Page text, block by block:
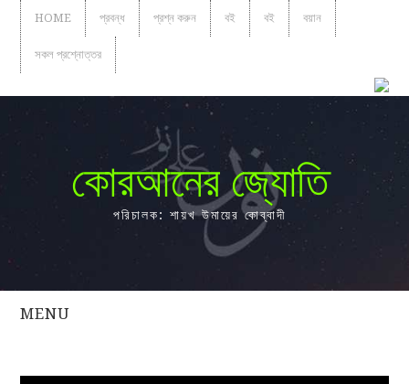
HOME প্রবন্ধ প্রশ্ন করুন বই বই বয়ান
সকল প্রশ্নোত্তর
কোরআনের জ্যোতি
পরিচালক: শায়খ উমায়ের কোব্বাদী
MENU
সকল